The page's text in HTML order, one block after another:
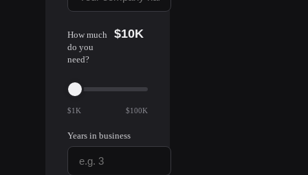
How much
do you
need?
$10K
$1K $100K
Years in business